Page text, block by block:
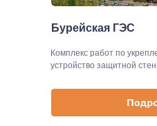
Комплекс работ по
устройство защитной
Бурейская ГЭС